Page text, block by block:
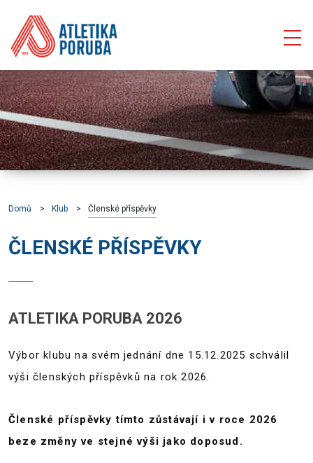
Domů Klub Členské příspěvky
ČLENSKÉ PŘÍSPĚVKY
ATLETIKA PORUBA 2026
Výbor klubu na svém jednání dne 15.12.2025 schválil
výši členských příspěvků na rok 2026.
Členské příspěvky tímto zůstávají i v roce 2026
beze změny ve stejné výši jako doposud.